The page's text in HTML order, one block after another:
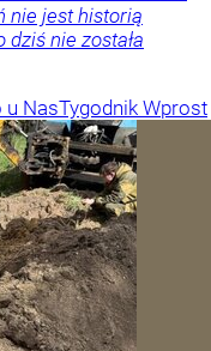
nie jest historią
nie została
u NasTygodnik Wprost